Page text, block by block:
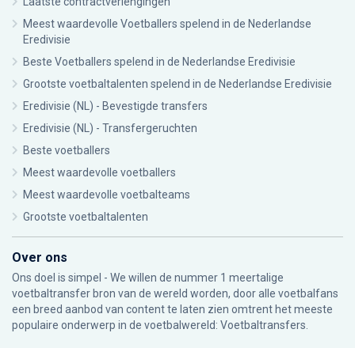
Meest waardevolle Voetballers spelend in de Nederlandse
Eredivisie
Beste Voetballers spelend in de Nederlandse Eredivisie
Grootste voetbaltalenten spelend in de Nederlandse Eredivisie
Eredivisie (NL) - Bevestigde transfers
Eredivisie (NL) - Transfergeruchten
Beste voetballers
Meest waardevolle voetballers
Meest waardevolle voetbalteams
Grootste voetbaltalenten
Over ons
Ons doel is simpel - We willen de nummer 1 meertalige
voetbaltransfer bron van de wereld worden, door alle voetbalfans
een breed aanbod van content te laten zien omtrent het meeste
populaire onderwerp in de voetbalwereld: Voetbaltransfers.